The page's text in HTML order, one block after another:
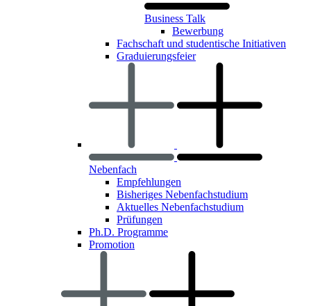
Business Talk
Bewerbung
Fachschaft und studentische Initiativen
Graduierungsfeier
Nebenfach
Empfehlungen
Bisheriges Nebenfachstudium
Aktuelles Nebenfachstudium
Prüfungen
Ph.D. Programme
Promotion